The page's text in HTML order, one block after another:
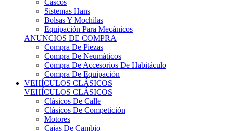
Cascos
Sistemas Hans
Bolsas Y Mochilas
Equipación Para Mecánicos
ANUNCIOS DE COMPRA
Compra De Piezas
Compra De Neumáticos
Compra De Accesorios De Habitáculo
Compra De Equipación
VEHÍCULOS CLÁSICOS
VEHÍCULOS CLÁSICOS
Clásicos De Calle
Clásicos De Competición
Motores
Cajas De Cambio